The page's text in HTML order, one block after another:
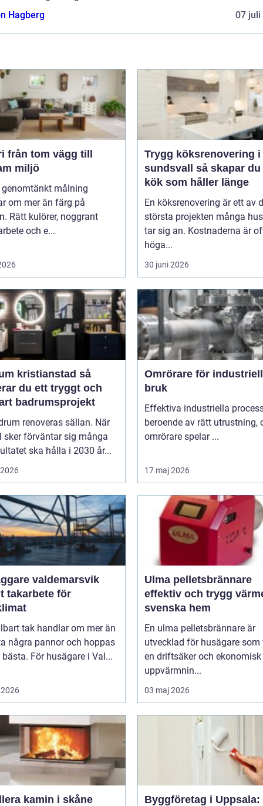
Hagberg
07 juli
miljö
genomtänkt målning
om mer än färg på
Rätt kulörer, noggrant
och e...
Trygg köksrenovering i
sundsvall så skapar du ett
kök som håller länge
En köksrenovering är ett av
största projekten många
tar sig an. Kostnaderna är
höga...
30 juni 2026
kristianstad så
du ett tryggt och
badrumsprojekt
renoveras sällan. När
sker förväntar sig många
ska hålla i 2030 år...
Omrörare för
bruk
Effektiva industriella
beroende av rätt utrustning,
omrörare spelar ...
17 maj 2026
valdemarsvik
takarbete för
tak handlar om mer än
några pannor och hoppas
För husägare i Val...
Ulma pelletsbrännare
effektiv och trygg
svenska hem
En ulma pelletsbrännare är
utvecklad för husägare som
en driftsäker och ekonomisk
uppvärmnin...
03 maj 2026
kamin i skåne
Byggföretag i Uppsala: